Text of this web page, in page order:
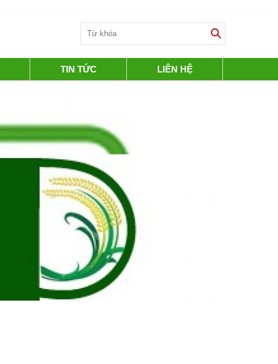
TIN TỨC LIÊN HỆ